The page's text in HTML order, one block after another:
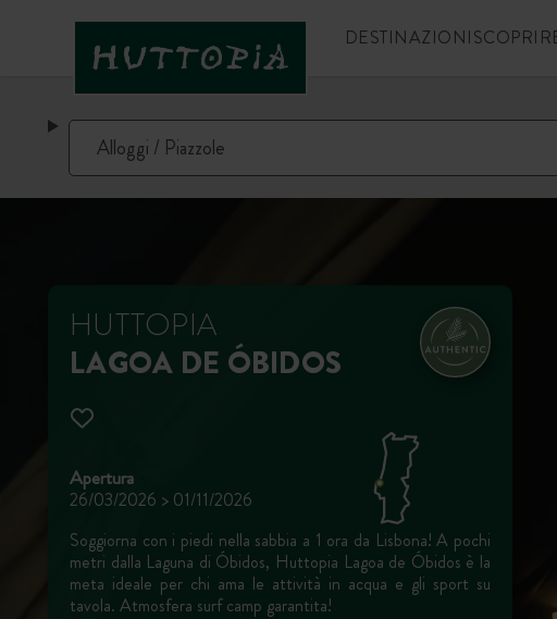
DESTINAZIONI
HUTTOPIA
LAGOA DE ÓBIDOS
Apertura
26/03/2026 > 01/11/2026
Soggiorna con i piedi nella sabbia a 1 ora da Lisbona! A pochi
metri dalla Laguna di Óbidos, Huttopia Lagoa de Óbidos è la
meta ideale per chi ama le attività in acqua e gli sport su
tavola. Atmosfera surf camp garantita!